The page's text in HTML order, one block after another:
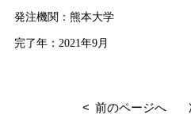
発注機関：熊本大学
完了年：2021年9月
前のページへ